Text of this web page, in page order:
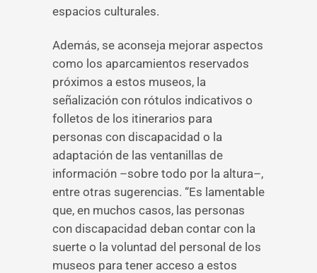
espacios culturales.
Además, se aconseja mejorar aspectos
como los aparcamientos reservados
próximos a estos museos, la
señalización con rótulos indicativos o
folletos de los itinerarios para
personas con discapacidad o la
adaptación de las ventanillas de
información –sobre todo por la altura–,
entre otras sugerencias. “Es lamentable
que, en muchos casos, las personas
con discapacidad deban contar con la
suerte o la voluntad del personal de los
museos para tener acceso a estos